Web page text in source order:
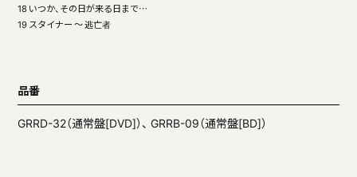
18 いつか、その日が来る日まで…
19 スタイナー 〜 逃亡者
品番
GRRD-32（通常盤[DVD]）、 GRRB-09（通常盤[BD]）